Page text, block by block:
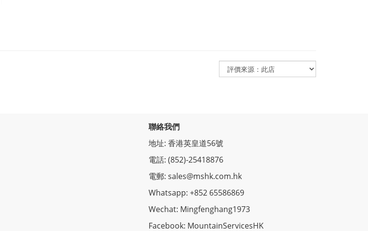
聯絡我們
地址: 香港英皇道56號
電話: (852)-25418876
電郵: sales@mshk.com.hk
Whatsapp: +852 65586869
Wechat: Mingfenghang1973
Facebook: MountainServicesHK